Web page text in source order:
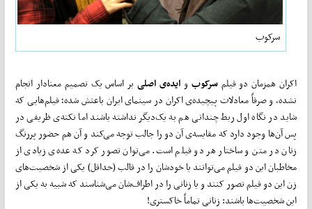
سرکوب
اکران همزمان دو فیلم سرکوب و ایده‌ی اصلیبر اساس یک تصمیم معنادار انجام
نشده، و صرفاً معادلات پیچیده‌ی اکران در سینمای ایران باعثش شده؛ فیلم‌هایی که
شاید در نگاه اول ربط چندانی هم به یک‌دیگر نداشته باشند اما نکته‌ی ظریفی در
پس آن‌ها وجود دارد که مقایسه‌ی آن دو را جالب توجه می‌کند و آن هم حضور پررنگ
زنان در متن و ساختار هر دو فیلم است. می‌توان تصور کرد که عده‌ی زیادی از
مخاطبان این دو فیلم می‌توانند یا خودشان را در قالب (حداقل) یکی از شخصیت‌های
زن این دو فیلم تصور کنند و یا زنانی را در اطراف‌شان می‌شناسند که شبیه به یکی از
این شخصیت‌ها باشند: زنانی تماماً خاکستری!